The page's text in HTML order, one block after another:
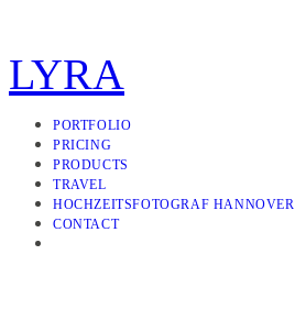
LYRA
PORTFOLIO
PRICING
PRODUCTS
TRAVEL
HOCHZEITSFOTOGRAF HANNOVER
CONTACT